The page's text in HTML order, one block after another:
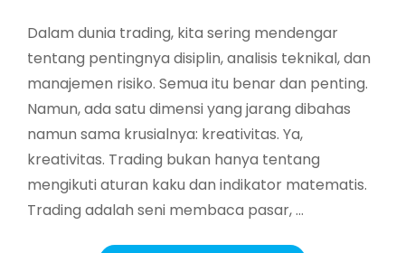
Dalam dunia trading, kita sering mendengar
tentang pentingnya disiplin, analisis teknikal, dan
manajemen risiko. Semua itu benar dan penting.
Namun, ada satu dimensi yang jarang dibahas
namun sama krusialnya: kreativitas. Ya,
kreativitas. Trading bukan hanya tentang
mengikuti aturan kaku dan indikator matematis.
Trading adalah seni membaca pasar, …